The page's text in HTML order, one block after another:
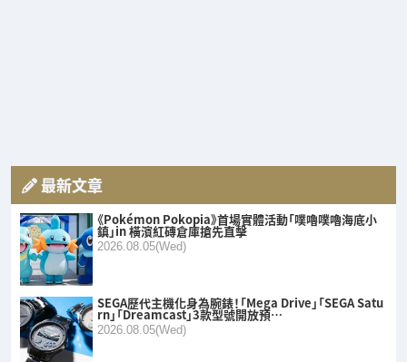
最新文章
《Pokémon Pokopia》首場實體活動「噗嚕噗嚕海底小
鎮」in 橫濱紅磚倉庫搶先直擊
2026.08.05(Wed)
SEGA歷代主機化身為腕錶！「Mega Drive」「SEGA Satu
rn」「Dreamcast」3款型號開放預…
2026.08.05(Wed)